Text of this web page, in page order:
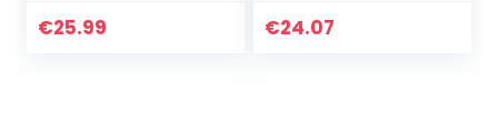
€25.99 €24.07